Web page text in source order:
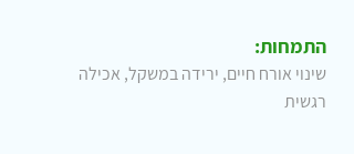
התמחות:
שינוי אורח חיים, ירידה במשקל, אכילה
רגשית